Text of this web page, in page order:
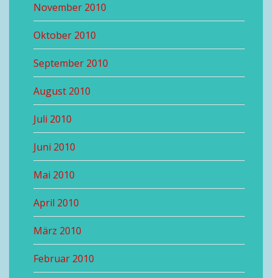
November 2010
Oktober 2010
September 2010
August 2010
Juli 2010
Juni 2010
Mai 2010
April 2010
März 2010
Februar 2010